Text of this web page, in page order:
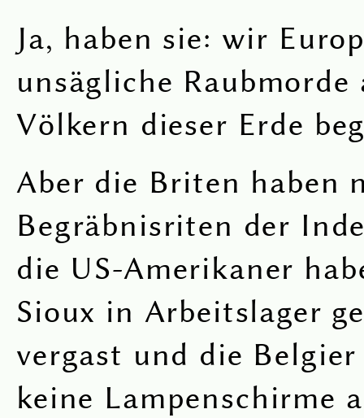
Ja, haben sie: wir
unsägliche Raubmorde
Völkern dieser Erde
Aber die Briten haben
Begräbnisriten der
die US-Amerikaner
Sioux in Arbeitslager
vergast und die
keine Lampenschirme